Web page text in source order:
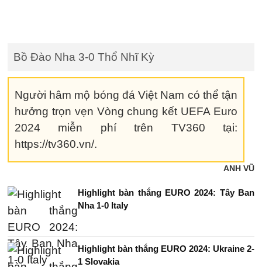
Bồ Đào Nha 3-0 Thổ Nhĩ Kỳ
Người hâm mộ bóng đá Việt Nam có thể tận
hưởng trọn vẹn Vòng chung kết UEFA Euro
2024 miễn phí trên TV360 tại:
https://tv360.vn/.
ANH VŨ
Highlight bàn thắng EURO 2024: Tây Ban
Nha 1-0 Italy
Highlight bàn thắng EURO 2024: Ukraine 2-
1 Slovakia